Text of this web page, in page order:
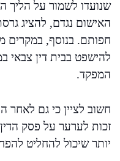
שנועדו לשמור על הליך
האישום נגדם, להציג
חפותם. בנוסף, במקרים
להישפט בבית דין צבאי
המפקד.
חשוב לציין כי גם
זכות לערער על פסק
יותר שיכול להחליט